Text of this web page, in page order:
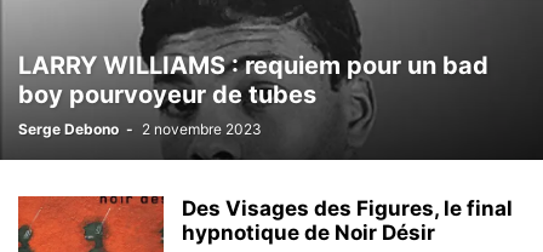
LARRY WILLIAMS : requiem pour un bad
boy pourvoyeur de tubes
Serge Debono - 2 novembre 2023
Des Visages des Figures, le final
hypnotique de Noir Désir